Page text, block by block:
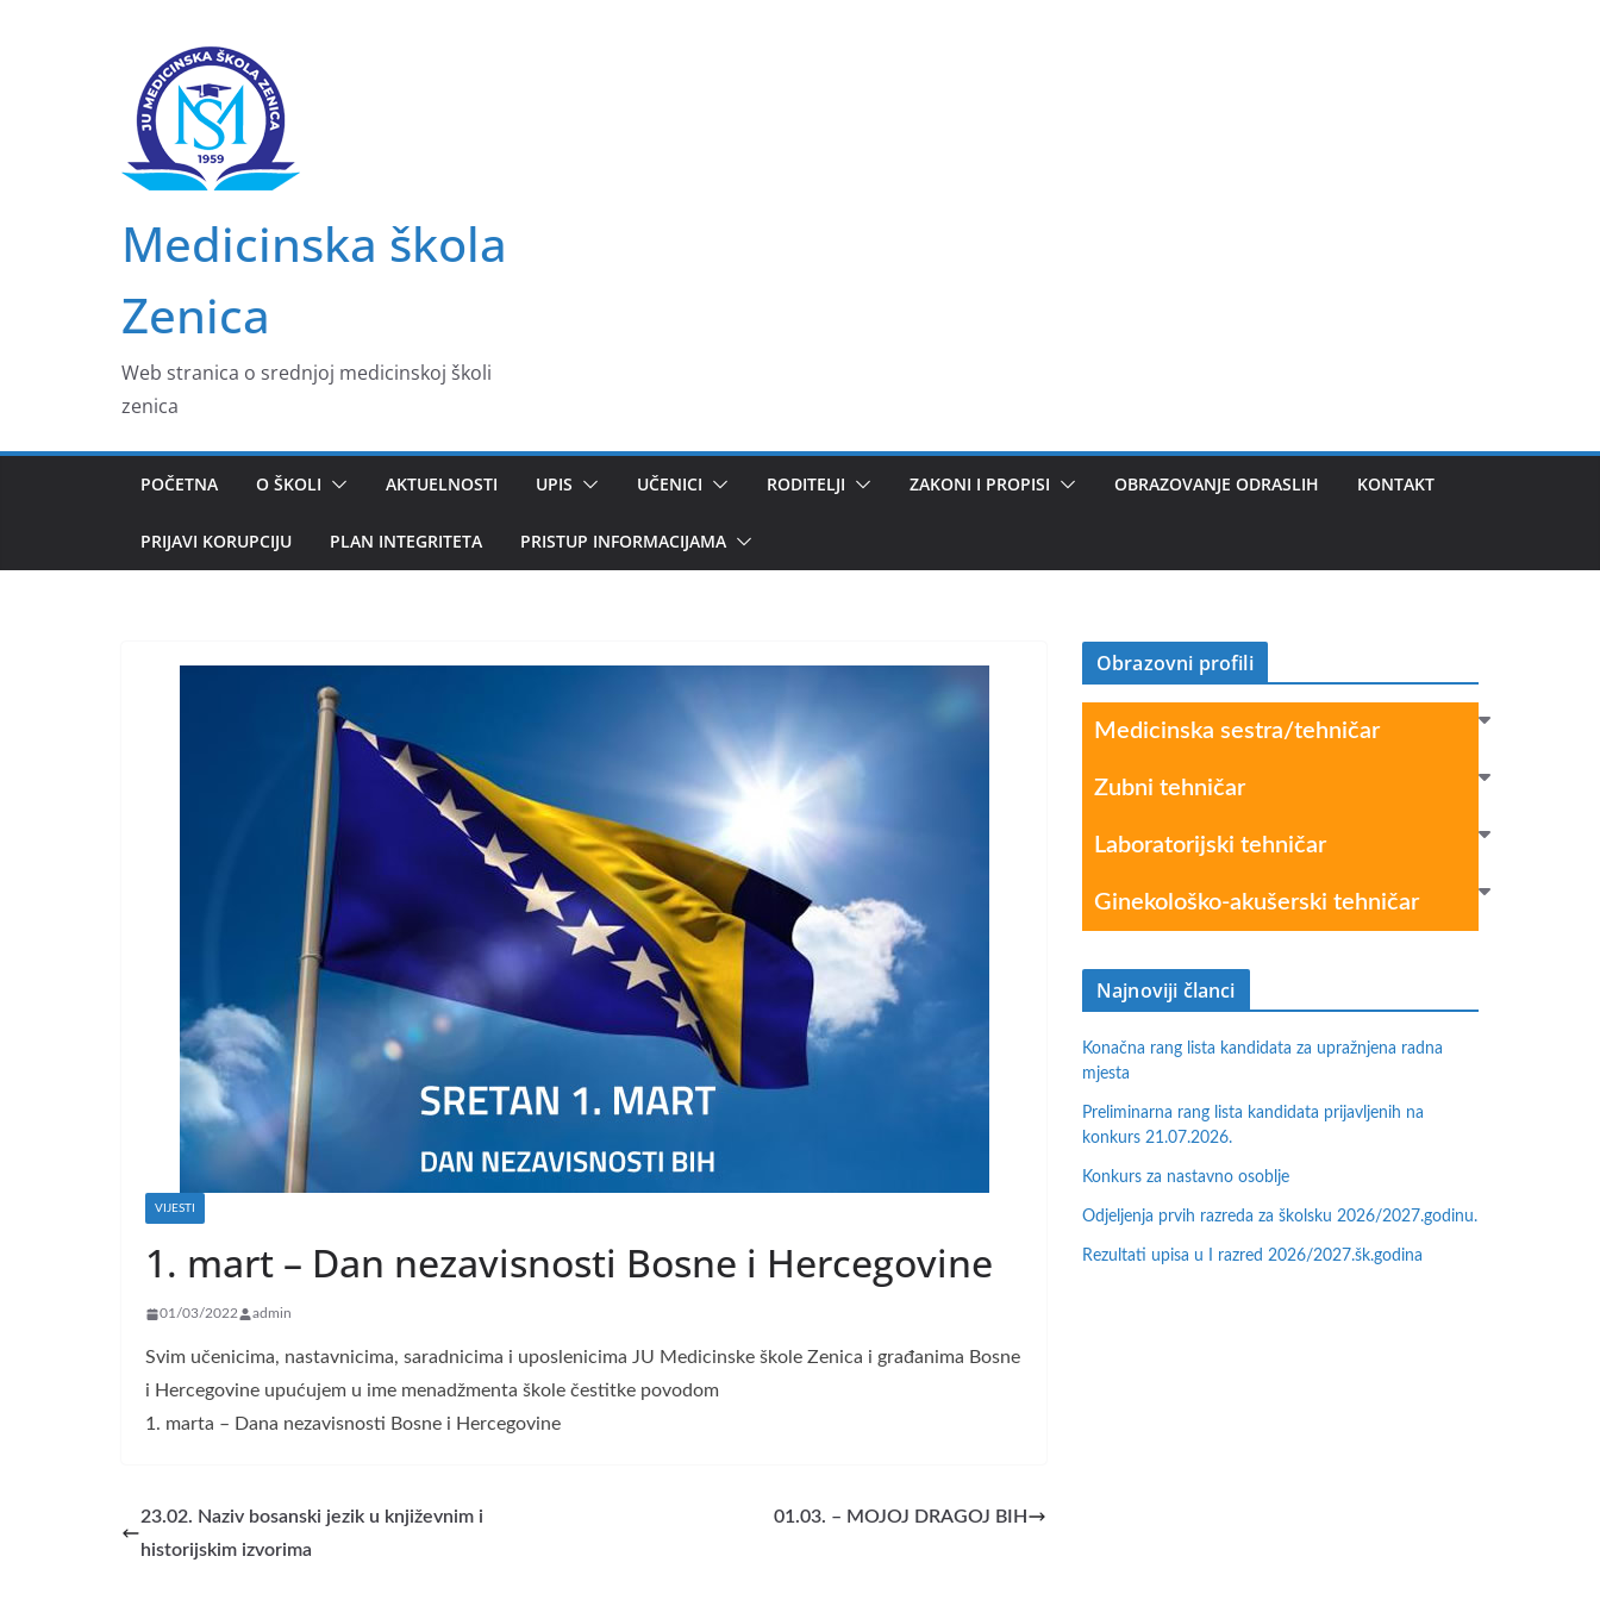
Medicinska škola
Zenica
Web stranica o srednjoj medicinskoj školi
zenica
POČETNA O ŠKOLI AKTUELNOSTI UPIS UČENICI RODITELJI ZAKONI I PROPISI OBRAZOVANJE ODRASLIH KONTAKT
PRIJAVI KORUPCIJU PLAN INTEGRITETA PRISTUP INFORMACIJAMA
VIJESTI
1. mart – Dan nezavisnosti Bosne i Hercegovine
01/03/2022 admin
Svim učenicima, nastavnicima, saradnicima i uposlenicima JU Medicinske škole Zenica i građanima Bosne
i Hercegovine upućujem u ime menadžmenta škole čestitke povodom
1. marta – Dana nezavisnosti Bosne i Hercegovine
23.02. Naziv bosanski jezik u književnim i
historijskim izvorima
01.03. – MOJOJ DRAGOJ BIH
Obrazovni profili
Medicinska sestra/tehničar
Zubni tehničar
Laboratorijski tehničar
Ginekološko-akušerski tehničar
Najnoviji članci
Konačna rang lista kandidata za upražnjena radna
mjesta
Preliminarna rang lista kandidata prijavljenih na
konkurs 21.07.2026.
Konkurs za nastavno osoblje
Odjeljenja prvih razreda za školsku 2026/2027.godinu.
Rezultati upisa u I razred 2026/2027.šk.godina